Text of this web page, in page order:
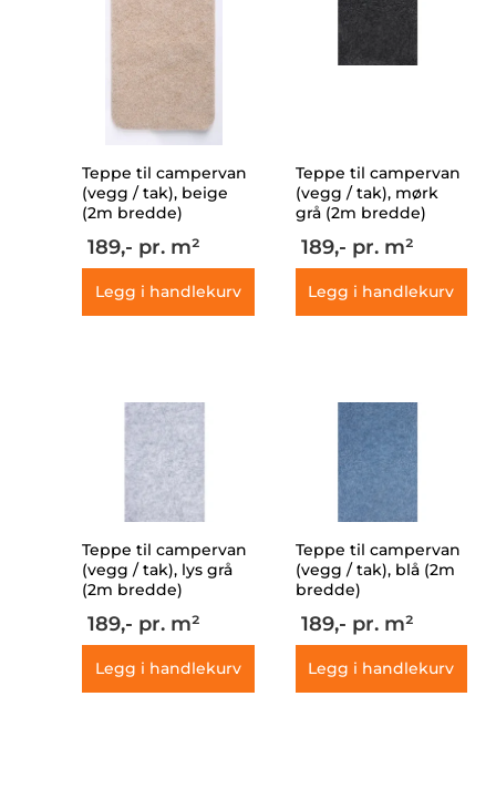
Teppe til campervan
(vegg / tak), beige
(2m bredde)
189,- pr. m²
Legg i handlekurv
Teppe til campervan
(vegg / tak), mørk
grå (2m bredde)
189,- pr. m²
Legg i handlekurv
Teppe til campervan
(vegg / tak), lys grå
(2m bredde)
189,- pr. m²
Legg i handlekurv
Teppe til campervan
(vegg / tak), blå (2m
bredde)
189,- pr. m²
Legg i handlekurv